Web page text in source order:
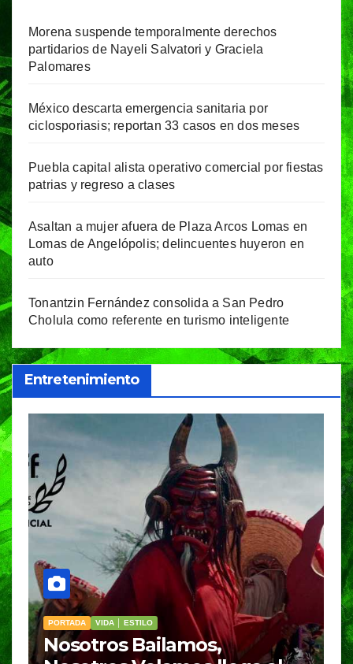
Morena suspende temporalmente derechos
partidarios de Nayeli Salvatori y Graciela
Palomares
México descarta emergencia sanitaria por
ciclosporiasis; reportan 33 casos en dos meses
Puebla capital alista operativo comercial por fiestas
patrias y regreso a clases
Asaltan a mujer afuera de Plaza Arcos Lomas en
Lomas de Angelópolis; delincuentes huyeron en
auto
Tonantzin Fernández consolida a San Pedro
Cholula como referente en turismo inteligente
Entretenimiento
PORTADA VIDA │ ESTILO
Nosotros Bailamos,